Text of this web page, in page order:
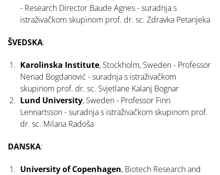
- Research Director Baude Agnes - suradnja s
istraživačkom skupinom prof. dr. sc. Zdravka Petanjeka
ŠVEDSKA:
Karolinska Institute, Stockholm, Sweden - Professor
Nenad Bogdanović - suradnja s istraživačkom
skupinom prof. dr. sc. Svjetlane Kalanj Bognar
Lund University, Sweden - Professor Finn
Lennartsson - suradnja s istraživačkom skupinom prof.
dr. sc. Milana Radoša
DANSKA:
University of Copenhagen, Biotech Research and